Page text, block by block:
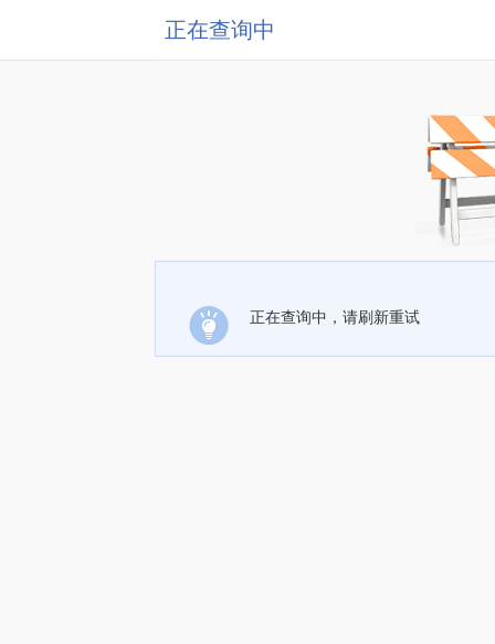
正在查询中
正在查询中，请刷新重试